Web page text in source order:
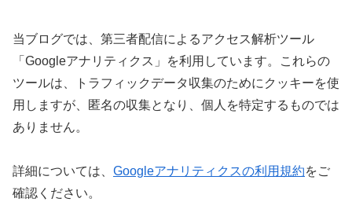
当ブログでは、第三者配信によるアクセス解析ツール
「Googleアナリティクス」を利用しています。これらの
ツールは、トラフィックデータ収集のためにクッキーを使
用しますが、匿名の収集となり、個人を特定するものでは
ありません。
詳細については、 Googleアナリティクスの利用規約をご
確認ください。